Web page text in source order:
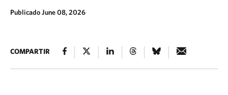
Publicado June 08, 2026
COMPARTIR